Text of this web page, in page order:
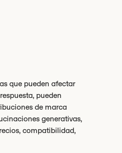
que pueden afectar
pueden
de marca
generativas,
compatibilidad,